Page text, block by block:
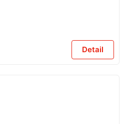
Detail